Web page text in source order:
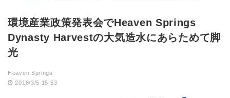
環境産業政策発表会でHeaven Springs
Dynasty Harvestの大気造水にあらためて脚
光
Heaven Springs
2018/3/5 15:53